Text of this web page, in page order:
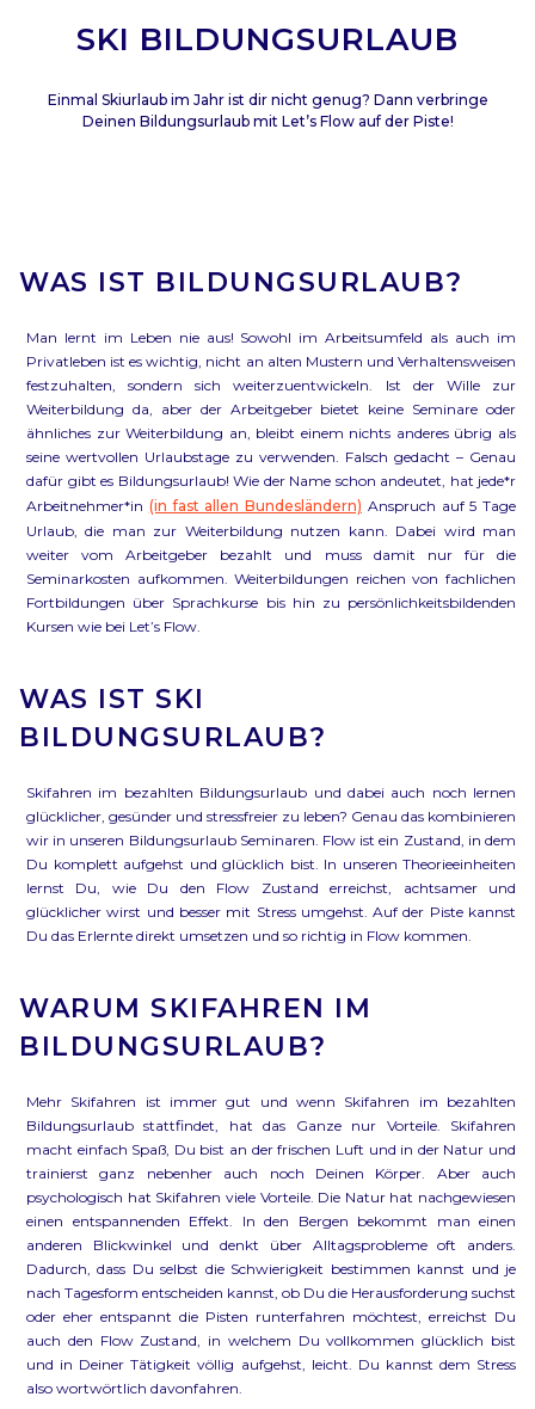
SKI BILDUNGSURLAUB
Einmal Skiurlaub im Jahr ist dir nicht genug? Dann verbringe
Deinen Bildungsurlaub mit Let’s Flow auf der Piste!
WAS IST BILDUNGSURLAUB?
Man lernt im Leben nie aus! Sowohl im Arbeitsumfeld als auch im
Privatleben ist es wichtig, nicht an alten Mustern und Verhaltensweisen
festzuhalten, sondern sich weiterzuentwickeln. Ist der Wille zur
Weiterbildung da, aber der Arbeitgeber bietet keine Seminare oder
ähnliches zur Weiterbildung an, bleibt einem nichts anderes übrig als
seine wertvollen Urlaubstage zu verwenden. Falsch gedacht – Genau
dafür gibt es Bildungsurlaub! Wie der Name schon andeutet, hat jede*r
Arbeitnehmer*in (in fast allen Bundesländern) Anspruch auf 5 Tage
Urlaub, die man zur Weiterbildung nutzen kann. Dabei wird man
weiter vom Arbeitgeber bezahlt und muss damit nur für die
Seminarkosten aufkommen. Weiterbildungen reichen von fachlichen
Fortbildungen über Sprachkurse bis hin zu persönlichkeitsbildenden
Kursen wie bei Let’s Flow.
WAS IST SKI
BILDUNGSURLAUB?
Skifahren im bezahlten Bildungsurlaub und dabei auch noch lernen
glücklicher, gesünder und stressfreier zu leben? Genau das kombinieren
wir in unseren Bildungsurlaub Seminaren. Flow ist ein Zustand, in dem
Du komplett aufgehst und glücklich bist. In unseren Theorieeinheiten
lernst Du, wie Du den Flow Zustand erreichst, achtsamer und
glücklicher wirst und besser mit Stress umgehst. Auf der Piste kannst
Du das Erlernte direkt umsetzen und so richtig in Flow kommen.
WARUM SKIFAHREN IM
BILDUNGSURLAUB?
Mehr Skifahren ist immer gut und wenn Skifahren im bezahlten
Bildungsurlaub stattfindet, hat das Ganze nur Vorteile. Skifahren
macht einfach Spaß, Du bist an der frischen Luft und in der Natur und
trainierst ganz nebenher auch noch Deinen Körper. Aber auch
psychologisch hat Skifahren viele Vorteile. Die Natur hat nachgewiesen
einen entspannenden Effekt. In den Bergen bekommt man einen
anderen Blickwinkel und denkt über Alltagsprobleme oft anders.
Dadurch, dass Du selbst die Schwierigkeit bestimmen kannst und je
nach Tagesform entscheiden kannst, ob Du die Herausforderung suchst
oder eher entspannt die Pisten runterfahren möchtest, erreichst Du
auch den Flow Zustand, in welchem Du vollkommen glücklich bist
und in Deiner Tätigkeit völlig aufgehst, leicht. Du kannst dem Stress
also wortwörtlich davonfahren.